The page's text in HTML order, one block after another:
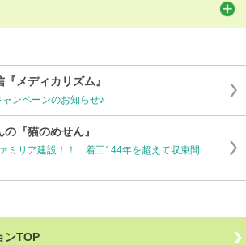
メディカリズム』
ャンペーンのお知らせ♪
『猫のめせん』
ァミリア建設！！ 着工144年を超えて収束間
ンTOP